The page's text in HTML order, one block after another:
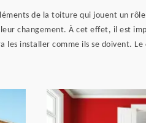
de la toiture qui jouent un
changement. À cet effet, il est
les installer comme ils se doivent.